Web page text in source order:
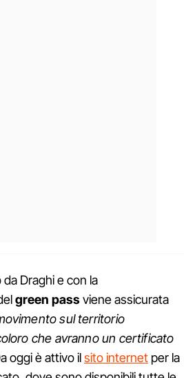
Draghi e con la
green passviene assicurata
sul territorio
che avranno un certificato
oggi è attivo ilsito internetper la